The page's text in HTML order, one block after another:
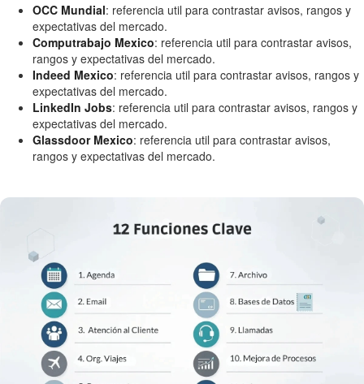
OCC Mundial: referencia util para contrastar avisos, rangos y
expectativas del mercado.
Computrabajo Mexico: referencia util para contrastar avisos,
rangos y expectativas del mercado.
Indeed Mexico: referencia util para contrastar avisos, rangos y
expectativas del mercado.
LinkedIn Jobs: referencia util para contrastar avisos, rangos y
expectativas del mercado.
Glassdoor Mexico: referencia util para contrastar avisos,
rangos y expectativas del mercado.